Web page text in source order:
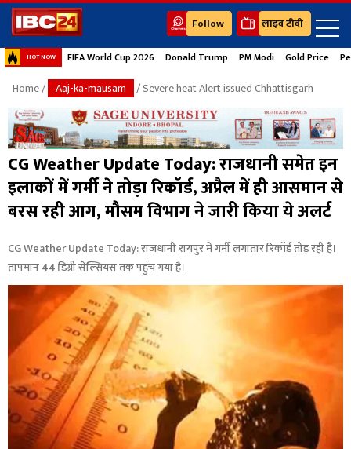
Follow लाइव टीवी
HOT NOW FIFA World Cup 2026 Donald Trump PM Modi Gold Price
Home/ Aaj-ka-mausam / Severe heat Alert issued Chhattisgarh
CG Weather Update Today: राजधानी समेत इन
इलाकों में गर्मी ने तोड़ा रिकॉर्ड, अप्रैल में ही आसमान से
बरस रही आग, मौसम विभाग ने जारी किया ये अलर्ट
CG Weather Update Today: राजधानी रायपुर में गर्मी लगातार रिकॉर्ड तोड़ रही है।
तापमान 44 डिग्री सेल्सियस तक पहुंच गया है।